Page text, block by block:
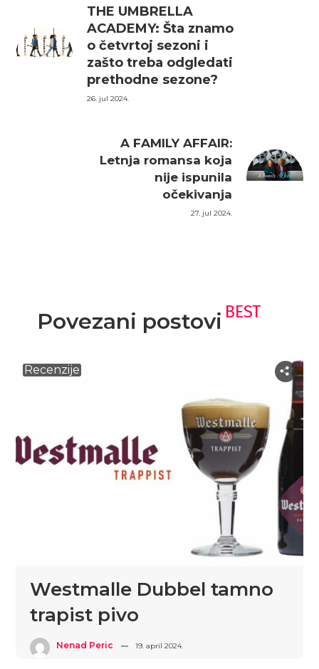
THE UMBRELLA
ACADEMY: Šta znamo
o četvrtoj sezoni i
zašto treba odgledati
prethodne sezone?
26. jul 2024.
A FAMILY AFFAIR:
Letnja romansa koja
nije ispunila
očekivanja
27. jul 2024.
Povezani postovi BEST
Recenzije
Westmalle Dubbel tamno
trapist pivo
Nenad Peric 19. april 2024.